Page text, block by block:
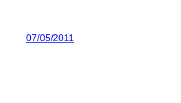
07/05/2011